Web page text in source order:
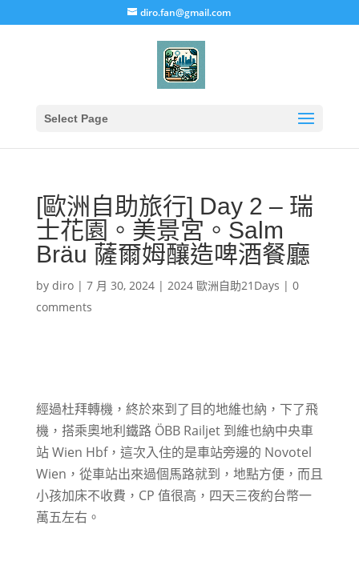
diro.fan@gmail.com
Select Page
[歐洲自助旅行] Day 2 – 瑞
士花園。美景宮。Salm
Bräu 薩爾姆釀造啤酒餐廳
by diro| 7 月 30, 2024| 2024 歐洲自助21Days | 0
comments
經過杜拜轉機，終於來到了目的地維也納，下了飛
機，搭乘奧地利鐵路 ÖBB Railjet 到維也納中央車
站 Wien Hbf，這次入住的是車站旁邊的 Novotel
Wien，從車站出來過個馬路就到，地點方便，而且
小孩加床不收費，CP 值很高，四天三夜約台幣一
萬五左右。